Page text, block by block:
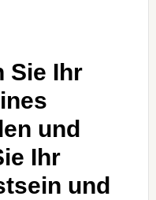
Sie Ihr
und
Ihr
und